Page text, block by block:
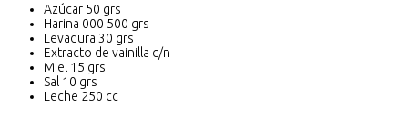
Azúcar 50 grs
Harina 000 500 grs
Levadura 30 grs
Extracto de vainilla c/n
Miel 15 grs
Sal 10 grs
Leche 250 cc